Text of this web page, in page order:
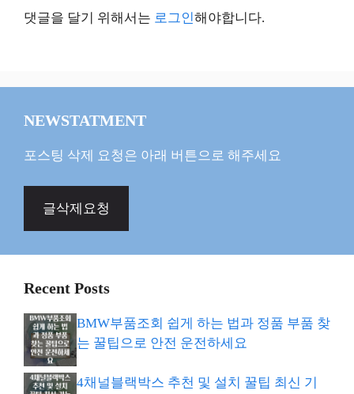
댓글을 달기 위해서는 로그인해야합니다.
NEWSTATMENT
포스팅 삭제 요청은 아래 버튼으로 해주세요
글삭제요청
Recent Posts
BMW부품조회 쉽게 하는 법과 정품 부품 찾
는 꿀팁으로 안전 운전하세요
4채널블랙박스 추천 및 설치 꿀팁 최신 기